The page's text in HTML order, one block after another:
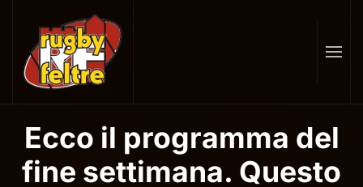
Skip
to
main
Ecco il programma del
fine settimana. Questo